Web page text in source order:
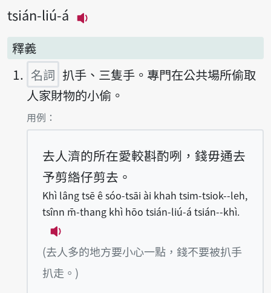
tsián-liú-á
釋義
名詞 扒手、三隻手。專門在公共場所偷取
人家財物的小偷。
第1項釋義的
用例：
去人濟的所在愛較斟酌咧，錢毋通去
予剪綹仔剪去。
Khì lâng tsē ê sóo-tsāi ài khah tsim-tsiok--leh,
tsînn m̄-thang khì hōo tsián-liú-á tsián--khì.
播放例句Khì lâng tsē ê sóo-tsāi ài
(去人多的地方要小心一點，錢不要被扒手
扒走。)